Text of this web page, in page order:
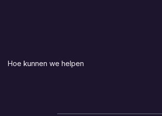
Hoe kunnen we helpen